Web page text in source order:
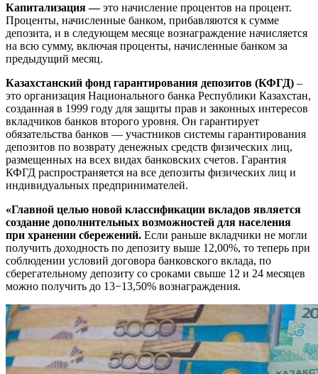
Капитализация —это начисление процентов на процент.
Проценты, начисленные банком, прибавляются к сумме
депозита, и в следующем месяце вознаграждение начисляется
на всю сумму, включая проценты, начисленные банком за
предыдущий месяц.
Казахстанский фонд гарантирования депозитов (КФГД) –
это организация Национального банка Республики Казахстан,
созданная в 1999 году для защиты прав и законных интересов
вкладчиков банков второго уровня. Он гарантирует
обязательства банков — участников системы гарантирования
депозитов по возврату денежных средств физических лиц,
размещенных на всех видах банковских счетов. Гарантия
КФГД распространяется на все депозиты физических лиц и
индивидуальных предпринимателей.
«Главной целью новой классификации вкладов является
создание дополнительных возможностей для населения
при хранении сбережений. Если раньше вкладчики не могли
получить доходность по депозиту выше 12,00%, то теперь при
соблюдении условий договора банковского вклада, по
сберегательному депозиту со сроками свыше 12 и 24 месяцев
можно получить до 13−13,50% вознаграждения.